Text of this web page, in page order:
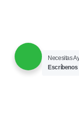
Necesitas
Escríbenos